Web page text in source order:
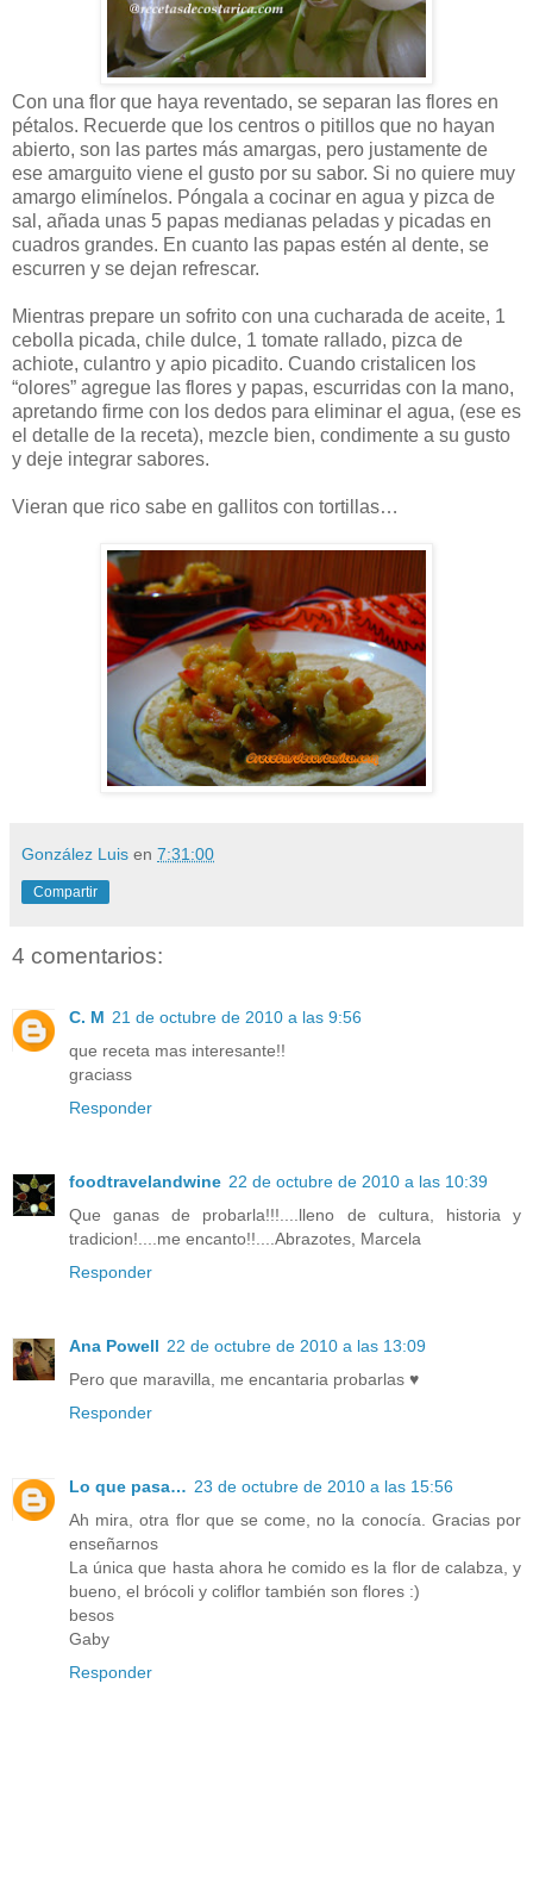
Con una flor que haya reventado, se separan las flores en
pétalos. Recuerde que los centros o pitillos que no hayan
abierto, son las partes más amargas, pero justamente de
ese amarguito viene el gusto por su sabor. Si no quiere muy
amargo elimínelos. Póngala a cocinar en agua y pizca de
sal, añada unas 5 papas medianas peladas y picadas en
cuadros grandes. En cuanto las papas estén al dente, se
escurren y se dejan refrescar.
Mientras prepare un sofrito con una cucharada de aceite, 1
cebolla picada, chile dulce, 1 tomate rallado, pizca de
achiote, culantro y apio picadito. Cuando cristalicen los
“olores” agregue las flores y papas, escurridas con la mano,
apretando firme con los dedos para eliminar el agua, (ese es
el detalle de la receta), mezcle bien, condimente a su gusto
y deje integrar sabores.
Vieran que rico sabe en gallitos con tortillas…
González Luis en 7:31:00
Compartir
4 comentarios:
C. M 21 de octubre de 2010 a las 9:56
que receta mas interesante!!
graciass
Responder
foodtravelandwine 22 de octubre de 2010 a las 10:39
Que ganas de probarla!!!....lleno de cultura, historia y
tradicion!....me encanto!!....Abrazotes, Marcela
Responder
Ana Powell 22 de octubre de 2010 a las 13:09
Pero que maravilla, me encantaria probarlas ♥
Responder
Lo que pasa… 23 de octubre de 2010 a las 15:56
Ah mira, otra flor que se come, no la conocía. Gracias por
enseñarnos
La única que hasta ahora he comido es la flor de calabza, y
bueno, el brócoli y coliflor también son flores :)
besos
Gaby
Responder